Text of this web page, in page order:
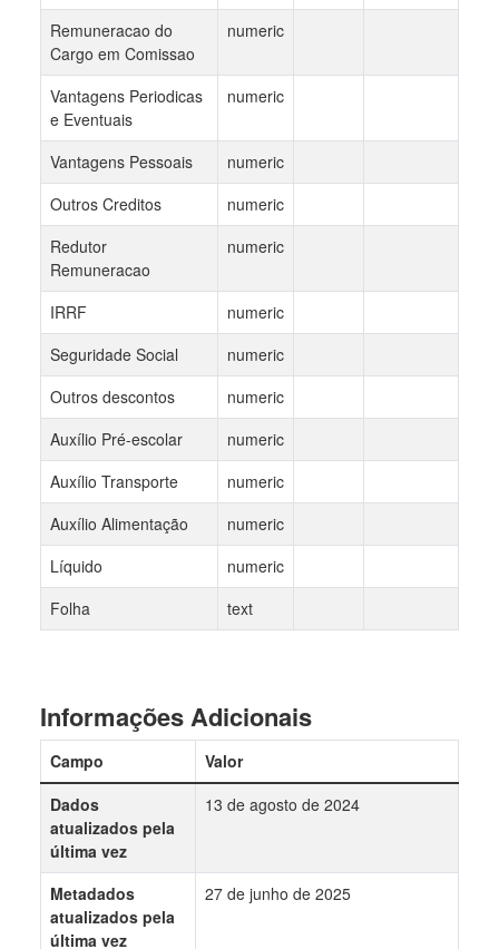
Remuneracao do
Cargo em Comissao
numeric
Vantagens Periodicas
e Eventuais
numeric
Vantagens Pessoais
numeric
Outros Creditos
numeric
Redutor
Remuneracao
numeric
IRRF
numeric
Seguridade Social
numeric
Outros descontos
numeric
Auxílio Pré-escolar
numeric
Auxílio Transporte
numeric
Auxílio Alimentação
numeric
Líquido
numeric
Folha
text
Informações Adicionais
Campo
Valor
Dados
atualizados pela
última vez
13 de agosto de 2024
Metadados
atualizados pela
última vez
27 de junho de 2025